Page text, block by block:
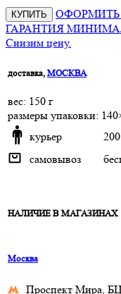
КУПИТЬ
ОФОРМИТЬ
ГАРАНТИЯ
Снизим цену.
доставка, МОСКВА
веc: 150 г
размеры упаковки:
курьер
200
самовывоз
НАЛИЧИЕ В МАГАЗИНАХ
Москва
Проспект Мира,